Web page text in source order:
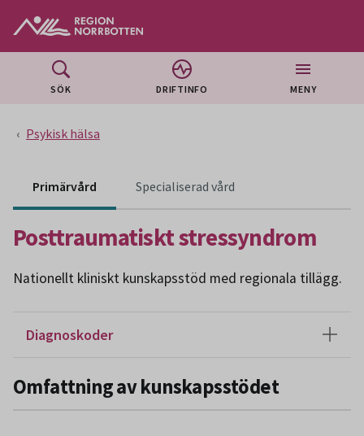
SÖK DRIFTINFO MENY
Psykisk hälsa
Primärvård Specialiserad vård
Posttraumatiskt stressyndrom
Nationellt kliniskt kunskapsstöd med regionala tillägg.
Diagnoskoder
Omfattning av kunskapsstödet